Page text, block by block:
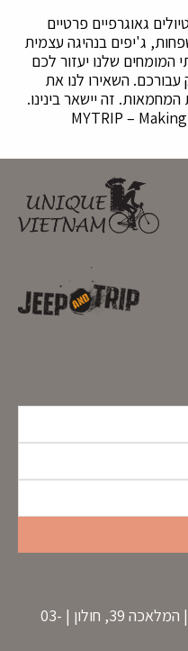
גאוגרפיים פרטיים
ג'יפים בנהיגה עצמית
המומחים שלנו יעזור לכם
השאירו לנו את
זה יישאר בינינו.
MYTRIP –
מיי טריפ בע"מ | ח.פ 515315067 | המלאכה 39, חולון | 03-